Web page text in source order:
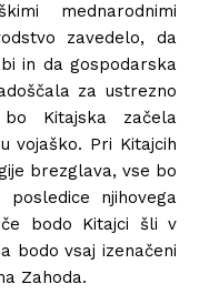
mednarodnimi
zavedelo, da
in da gospodarska
za ustrezno
Kitajska začela
vojaško. Pri Kitajcih
brezglava, vse bo
njihovega
bodo Kitajci šli v
bodo vsaj izenačeni
Zahoda.